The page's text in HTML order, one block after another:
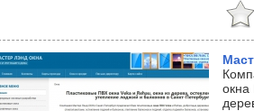
окна